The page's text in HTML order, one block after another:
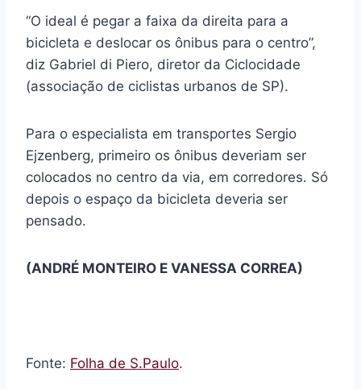
“O ideal é pegar a faixa da direita para a
bicicleta e deslocar os ônibus para o centro”,
diz Gabriel di Piero, diretor da Ciclocidade
(associação de ciclistas urbanos de SP).
Para o especialista em transportes Sergio
Ejzenberg, primeiro os ônibus deveriam ser
colocados no centro da via, em corredores. Só
depois o espaço da bicicleta deveria ser
pensado.
(ANDRÉ MONTEIRO E VANESSA CORREA)
Fonte: Folha de S.Paulo.